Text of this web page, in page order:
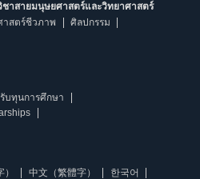
าสายมนุษยศาสตร์และวิทยาศาสตร์
าสตร์ชีวภาพ
ศิลปกรรม
บทุนการศึกษา
中文（繁體字）
한국어